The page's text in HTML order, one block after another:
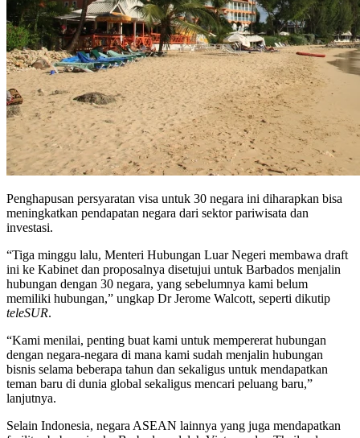
Penghapusan persyaratan visa untuk 30 negara ini diharapkan bisa
meningkatkan pendapatan negara dari sektor pariwisata dan
investasi.
“Tiga minggu lalu, Menteri Hubungan Luar Negeri membawa draft
ini ke Kabinet dan proposalnya disetujui untuk Barbados menjalin
hubungan dengan 30 negara, yang sebelumnya kami belum
memiliki hubungan,” ungkap Dr Jerome Walcott, seperti dikutip
teleSUR.
“Kami menilai, penting buat kami untuk mempererat hubungan
dengan negara-negara di mana kami sudah menjalin hubungan
bisnis selama beberapa tahun dan sekaligus untuk mendapatkan
teman baru di dunia global sekaligus mencari peluang baru,”
lanjutnya.
Selain Indonesia, negara ASEAN lainnya yang juga mendapatkan